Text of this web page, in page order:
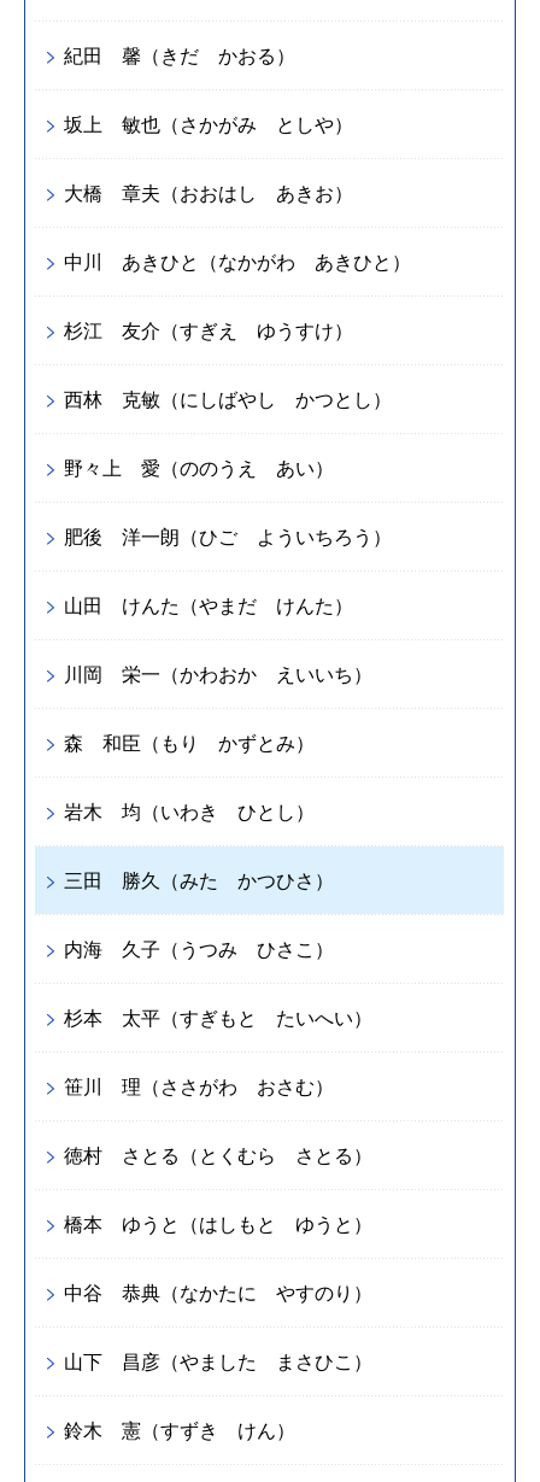
紀田 馨（きだ かおる）
坂上 敏也（さかがみ としや）
大橋 章夫（おおはし あきお）
中川 あきひと（なかがわ あきひと）
杉江 友介（すぎえ ゆうすけ）
西林 克敏（にしばやし かつとし）
野々上 愛（ののうえ あい）
肥後 洋一朗（ひご よういちろう）
山田 けんた（やまだ けんた）
川岡 栄一（かわおか えいいち）
森 和臣（もり かずとみ）
岩木 均（いわき ひとし）
三田 勝久（みた かつひさ）
内海 久子（うつみ ひさこ）
杉本 太平（すぎもと たいへい）
笹川 理（ささがわ おさむ）
徳村 さとる（とくむら さとる）
橋本 ゆうと（はしもと ゆうと）
中谷 恭典（なかたに やすのり）
山下 昌彦（やました まさひこ）
鈴木 憲（すずき けん）